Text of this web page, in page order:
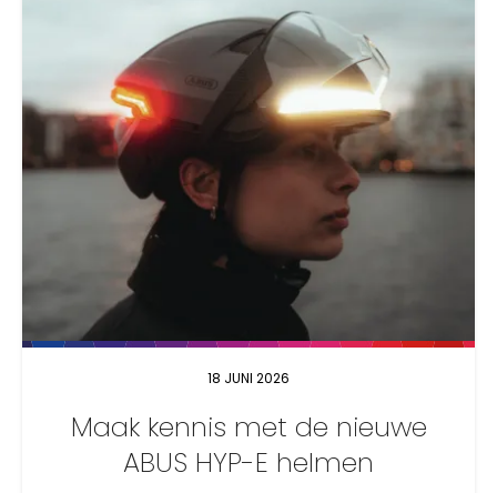
18 JUNI 2026
Maak kennis met de nieuwe
ABUS HYP-E helmen